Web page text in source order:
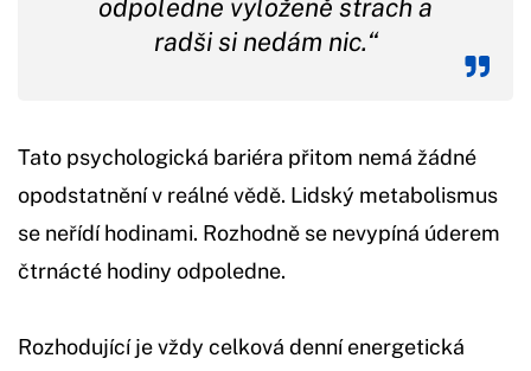
odpoledne vyloženě strach a
radši si nedám nic.“
Tato psychologická bariéra přitom nemá žádné
opodstatnění v reálné vědě. Lidský metabolismus
se neřídí hodinami. Rozhodně se nevypíná úderem
čtrnácté hodiny odpoledne.
Rozhodující je vždy celková denní energetická